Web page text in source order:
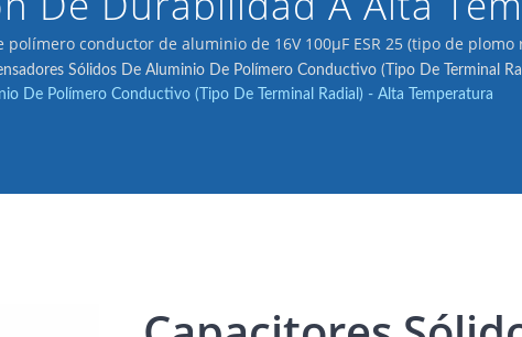
Para Abordar Los
Espacios Confinados Y
conductor de aluminio de 16V 100μF ESR 25 (tipo de
de desacoplamiento.
Sólidos De Aluminio De Polímero Conductivo (Tipo De Terminal
De Polímero Conductivo (Tipo De Terminal Radial) - Alta Temperatura